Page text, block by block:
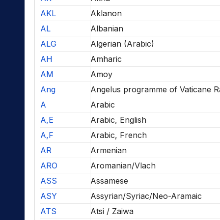
AKL
Aklanon
AL
Albanian
ALG
Algerian (Arabic)
AH
Amharic
AM
Amoy
Ang
Angelus programme of Vaticane
A
Arabic
A,E
Arabic, English
A,F
Arabic, French
AR
Armenian
ARO
Aromanian/Vlach
ASS
Assamese
ASY
Assyrian/Syriac/Neo-Aramaic
ATS
Atsi / Zaiwa